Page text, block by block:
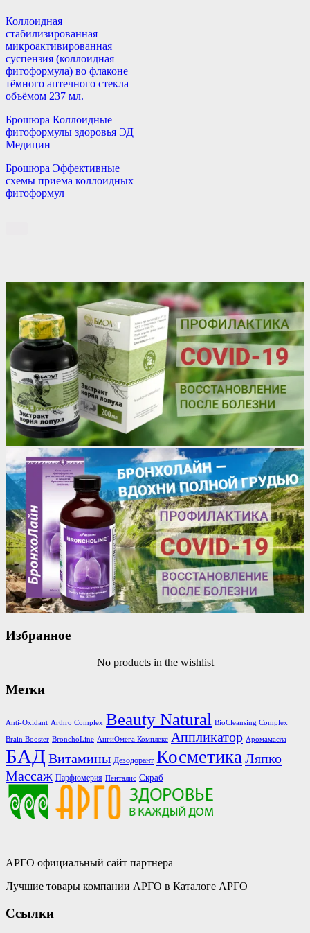
Коллоидная
стабилизированная
микроактивированная
суспензия (коллоидная
фитоформула) во флаконе
тёмного аптечного стекла
объёмом 237 мл.
Брошюра Коллоидные
фитоформулы здоровья ЭД
Медицин
Брошюра Эффективные
схемы приема коллоидных
фитоформул
Избранное
No products in the wishlist
Метки
Anti-Oxidant Arthro Complex Beauty Natural BioCleansing Complex
Brain Booster BronchoLine АнгиОмега Комплекс Аппликатор Аромамасла
БАД Витамины Дезодорант КосметикаЛяпко
Массаж Парфюмерия Пенталис Скраб
АРГО официальный сайт партнера
Лучшие товары компании АРГО в Каталоге АРГО
Ссылки